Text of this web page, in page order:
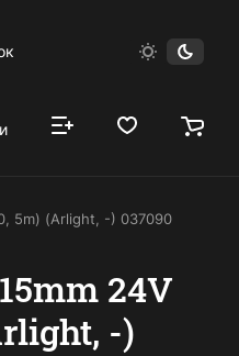
5m) (Arlight, -) 037090
24V
-)